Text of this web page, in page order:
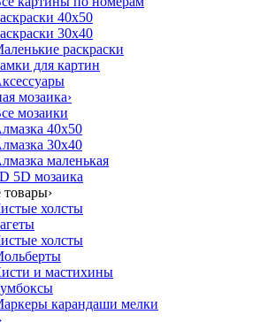
40х50
30х40
раскраски
для картин
мозаика›
мозаики
40х50
30х40
маленькая
5D мозаика
товары›
холсты
холсты
и мастихины
карандаши мелки